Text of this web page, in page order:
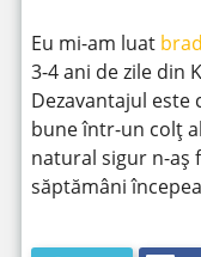
Eu mi-am luat
3-4 ani de zile din
Dezavantajul este
bune într-un colț
natural sigur n-aș
săptămâni